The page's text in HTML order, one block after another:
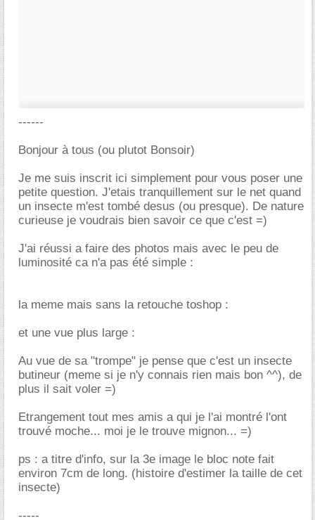
------
Bonjour à tous (ou plutot Bonsoir)
Je me suis inscrit ici simplement pour vous poser une
petite question. J'etais tranquillement sur le net quand
un insecte m'est tombé desus (ou presque). De nature
curieuse je voudrais bien savoir ce que c'est =)
J'ai réussi a faire des photos mais avec le peu de
luminosité ca n'a pas été simple :
la meme mais sans la retouche toshop :
et une vue plus large :
Au vue de sa "trompe" je pense que c'est un insecte
butineur (meme si je n'y connais rien mais bon ^^), de
plus il sait voler =)
Etrangement tout mes amis a qui je l'ai montré l'ont
trouvé moche... moi je le trouve mignon... =)
ps : a titre d'info, sur la 3e image le bloc note fait
environ 7cm de long. (histoire d'estimer la taille de cet
insecte)
-----